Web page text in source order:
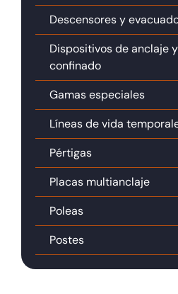
Descensores y
Dispositivos de anclaje
confinado
Gamas especiales
Líneas de vida
Pértigas
Placas multianclaje
Poleas
Postes